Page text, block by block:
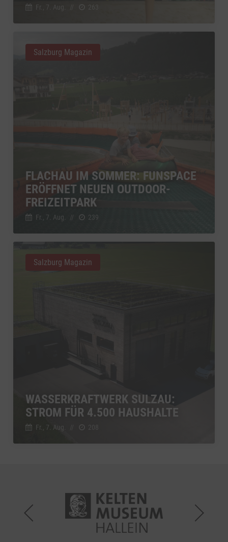
Fr., 7. Aug. 263
FLACHAU IM SOMMER: FUNSPACE
ERÖFFNET NEUEN OUTDOOR-
FREIZEITPARK
Fr., 7. Aug. // 239
Salzburg Magazin
WASSERKRAFTWERK SULZAU:
STROM FÜR 4.500 HAUSHALTE
Fr., 7. Aug.
Salzburg Magazin